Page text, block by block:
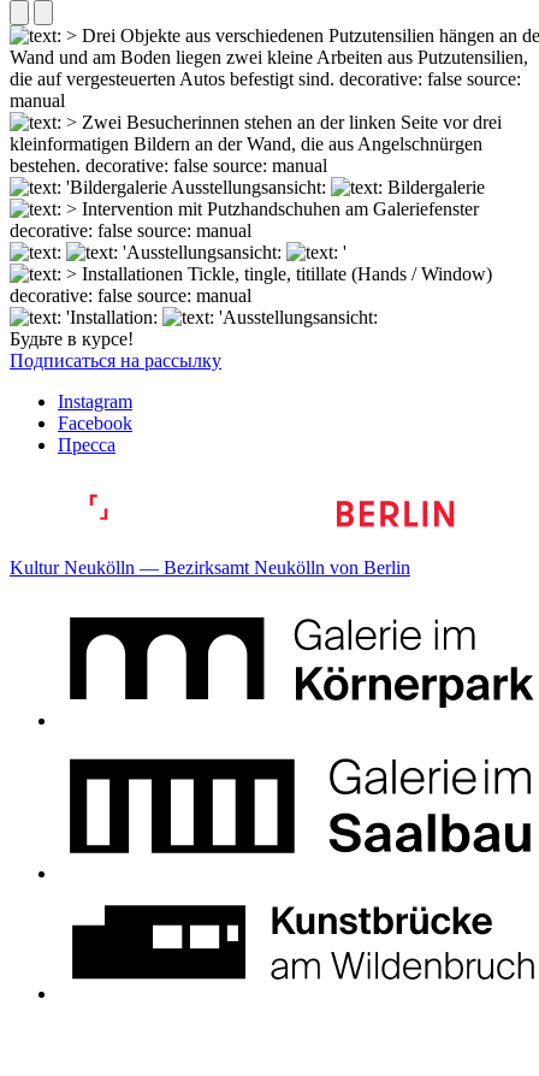
Будьте в курсе!
Подписаться на рассылку
Instagram
Facebook
Пресса
Kultur Neukölln — Bezirksamt Neukölln von Berlin